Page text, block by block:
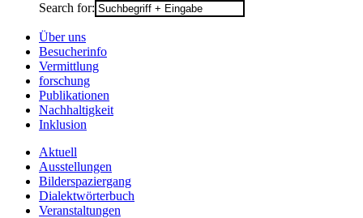
Search for:
Über uns
Besucherinfo
Vermittlung
forschung
Publikationen
Nachhaltigkeit
Inklusion
Aktuell
Ausstellungen
Bilderspaziergang
Dialektwörterbuch
Veranstaltungen